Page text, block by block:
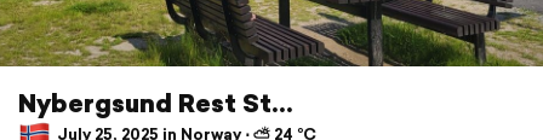
Nybergsund Rest St...
July 25, 2025 in Norway ⋅ ⛅ 24 °C